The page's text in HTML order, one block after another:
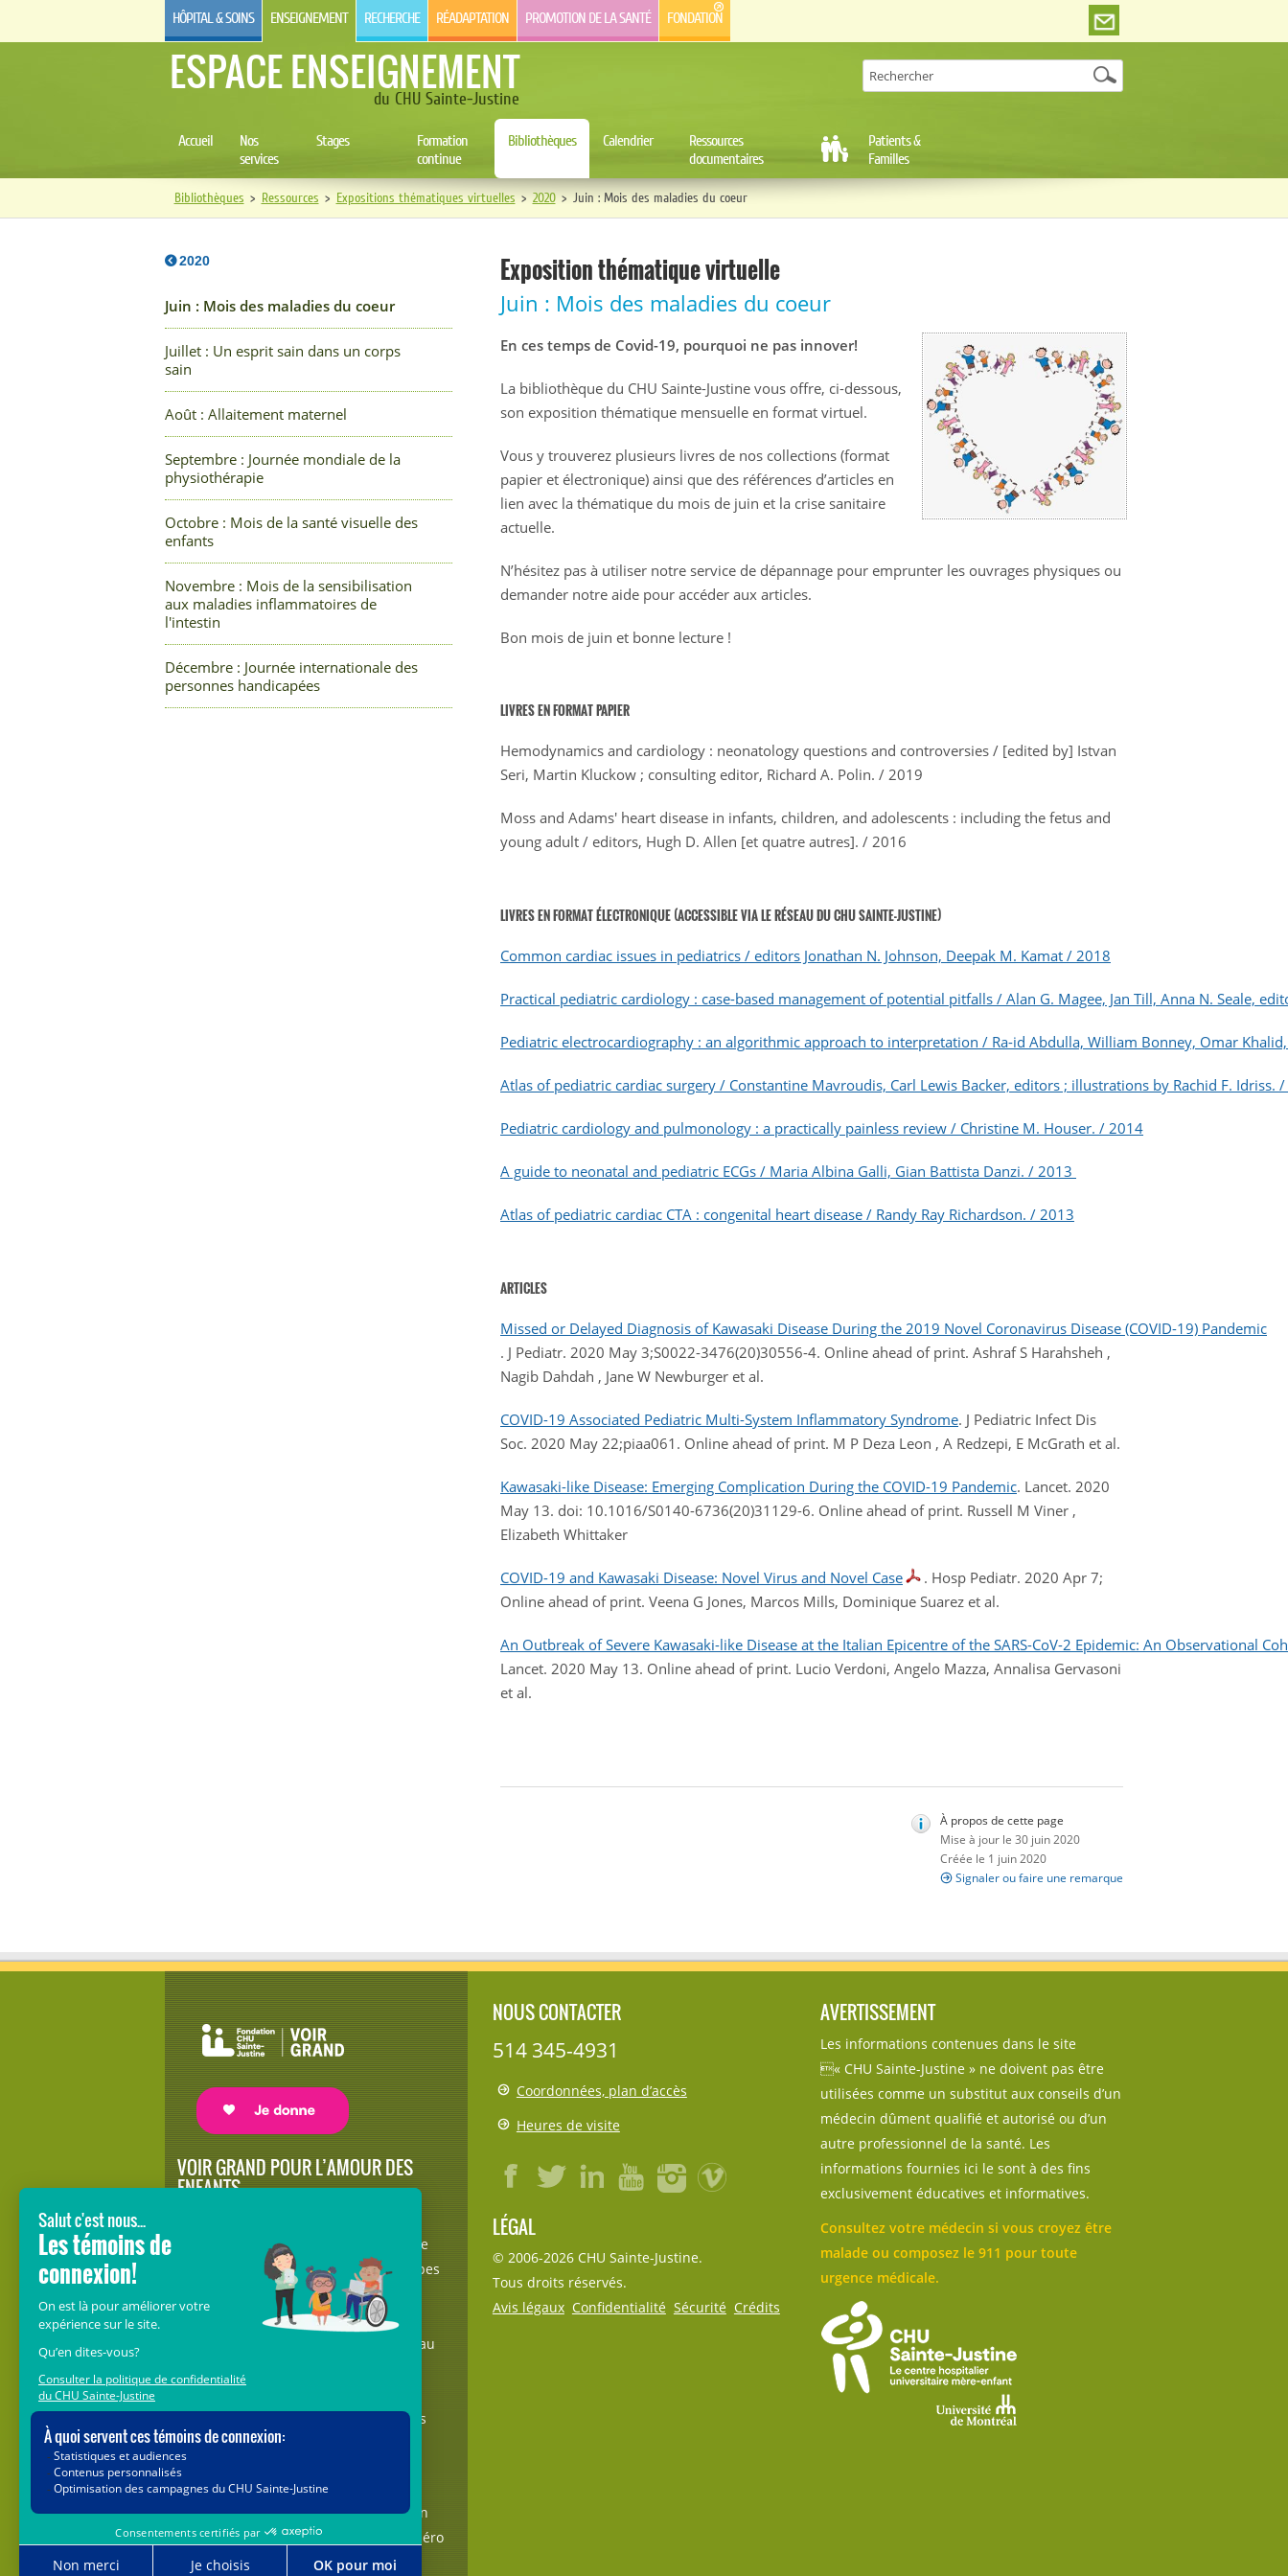
HÔPITAL & SOINS ENSEIGNEMENT RECHERCHE RÉADAPTATION PROMOTION DE LA SANTÉ FONDATION
ESPACE ENSEIGNEMENT
du CHU Sainte-Justine
Accueil
Nos
services
Stages
Formation
continue
Bibliothèques Calendrier
Ressources
documentaires
Patients &
Familles
Bibliothèques > Ressources > Expositions thématiques virtuelles > 2020 > Juin : Mois des maladies du coeur
2020
Juin : Mois des maladies du coeur
Juillet : Un esprit sain dans un corps
sain
Août : Allaitement maternel
Septembre : Journée mondiale de la
physiothérapie
Octobre : Mois de la santé visuelle des
enfants
Novembre : Mois de la sensibilisation
aux maladies inflammatoires de
l'intestin
Décembre : Journée internationale des
personnes handicapées
Exposition thématique virtuelle
Juin : Mois des maladies du coeur
En ces temps de Covid-19, pourquoi ne pas innover!
La bibliothèque du CHU Sainte-Justine vous offre, ci-dessous,
son exposition thématique mensuelle en format virtuel.
Vous y trouverez plusieurs livres de nos collections (format
papier et électronique) ainsi que des références d’articles en
lien avec la thématique du mois de juin et la crise sanitaire
actuelle.
N’hésitez pas à utiliser notre service de dépannage pour emprunter les ouvrages physiques ou
demander notre aide pour accéder aux articles.
Bon mois de juin et bonne lecture !
LIVRES EN FORMAT PAPIER
Hemodynamics and cardiology : neonatology questions and controversies / [edited by] Istvan
Seri, Martin Kluckow ; consulting editor, Richard A. Polin. / 2019
Moss and Adams' heart disease in infants, children, and adolescents : including the fetus and
young adult / editors, Hugh D. Allen [et quatre autres]. / 2016
LIVRES EN FORMAT ÉLECTRONIQUE (ACCESSIBLE VIA LE RÉSEAU DU CHU SAINTE-JUSTINE)
Common cardiac issues in pediatrics / editors Jonathan N. Johnson, Deepak M. Kamat / 2018
Practical pediatric cardiology : case-based management of potential pitfalls / Alan G. Magee, Jan Till, Anna N. Seale,
Pediatric electrocardiography : an algorithmic approach to interpretation / Ra-id Abdulla, William Bonney, Omar
Atlas of pediatric cardiac surgery / Constantine Mavroudis, Carl Lewis Backer, editors ; illustrations by Rachid F. Idriss.
Pediatric cardiology and pulmonology : a practically painless review / Christine M. Houser. / 2014
A guide to neonatal and pediatric ECGs / Maria Albina Galli, Gian Battista Danzi. / 2013
Atlas of pediatric cardiac CTA : congenital heart disease / Randy Ray Richardson. / 2013
ARTICLES
Missed or Delayed Diagnosis of Kawasaki Disease During the 2019 Novel Coronavirus Disease (COVID-19) Pandemic
. J Pediatr. 2020 May 3;S0022-3476(20)30556-4. Online ahead of print. Ashraf S Harahsheh ,
Nagib Dahdah , Jane W Newburger et al.
COVID-19 Associated Pediatric Multi-System Inflammatory Syndrome. J Pediatric Infect Dis
Soc. 2020 May 22;piaa061. Online ahead of print. M P Deza Leon , A Redzepi, E McGrath et al.
Kawasaki-like Disease: Emerging Complication During the COVID-19 Pandemic. Lancet. 2020
May 13. doi: 10.1016/S0140-6736(20)31129-6. Online ahead of print. Russell M Viner ,
Elizabeth Whittaker
COVID-19 and Kawasaki Disease: Novel Virus and Novel Case
. Hosp Pediatr. 2020 Apr 7;
Online ahead of print. Veena G Jones, Marcos Mills, Dominique Suarez et al.
An Outbreak of Severe Kawasaki-like Disease at the Italian Epicentre of the SARS-CoV-2 Epidemic: An Observational
Lancet. 2020 May 13. Online ahead of print. Lucio Verdoni, Angelo Mazza, Annalisa Gervasoni
et al.
À propos de cette page
Mise à jour le 30 juin 2020
Créée le 1 juin 2020
Signaler ou faire une remarque
VOIR GRAND POUR L’AMOUR DES
ENFANTS
vous au cœur de la campagne majeure
Voir Grand, nous conduisons les équipes
soignantes vers les opportunités de la
science et des nouvelles technologies
pour que chaque enfant, où qu’il soit au
Justine. Ensemble, unissons nos forces
pour leur avenir.
Merci de voir grand avec nous.
Vous pouvez également faire votre don
par la poste ou par téléphone au numéro
sans frais1-888-235-DONS (3667)
NOUS CONTACTER
514 345-4931
Coordonnées, plan d’accès
Heures de visite
LÉGAL
© 2006-2026CHU Sainte-Justine.
Tous droits réservés.
Avis légaux Confidentialité Sécurité Crédits
AVERTISSEMENT
Les informations contenues dans le site
« CHU Sainte-Justine » ne doivent pas être
utilisées comme un substitut aux conseils d’un
médecin dûment qualifié et autorisé ou d’un
autre professionnel de la santé. Les
informations fournies ici le sont à des fins
exclusivement éducatives et informatives.
Consultez votre médecin si vous croyez être
malade ou composez le 911 pour toute
urgence médicale.